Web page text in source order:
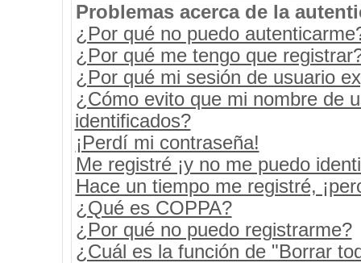
Problemas acerca de la
¿Por qué no puedo
¿Por qué me tengo que
¿Por qué mi sesión de usuario
¿Cómo evito que mi nombre de
identificados?
¡Perdí mi contraseña!
Me registré ¡y no me puedo
Hace un tiempo me registré,
¿Qué es COPPA?
¿Por qué no puedo registrarme?
¿Cuál es la función de "Borrar